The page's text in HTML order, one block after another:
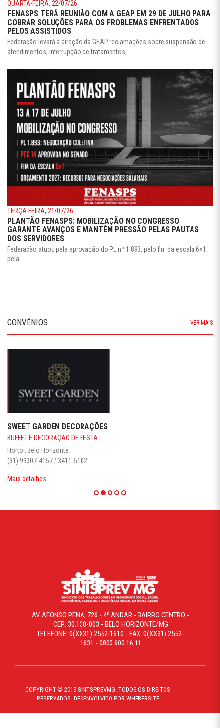
QUARTA-FEIRA, 22/07/26
FENASPS TERÁ REUNIÃO COM A GEAP EM 29 DE JULHO PARA
COBRAR SOLUÇÕES PARA OS PROBLEMAS ENFRENTADOS
PELOS ASSISTIDOS
Federação levará à direção da GEAP reclamações sobre suspensão de
atendimentos, interrupção de tratamentos, ...
TERÇA-FEIRA, 21/07/26
PLANTÃO FENASPS: MOBILIZAÇÃO NO CONGRESSO
GARANTE AVANÇOS E MANTÉM PRESSÃO PELAS PAUTAS
DOS SERVIDORES
Federação atuou pela aprovação do PL nº 1.893, pelo fim da escala 6×1,
pela ...
CONVÊNIOS VER MAIS
SWEET GARDEN DECORAÇÕES
BUFFET E DECORAÇÃO DE FESTA
Horto . Belo Horizonte
(31) 99307-4157 / 3411-5102
Mais detalhes
AV. AFONSO PENA, 726 - 4º ANDAR - BAIRRO CENTRO -
CEP: 30.130-003 - BELO HORIZONTE/MG
TELEFONE: 0(XX31) 2552-1610 - FAX: 0(XX31) 2552-
1631 - 0800.600.16.11
COPYRIGHT © 2019 SINTSPREVMG. TODOS OS DIREITOS
RESERVADOS. DESENVOLVIDO POR WHEBERSITE